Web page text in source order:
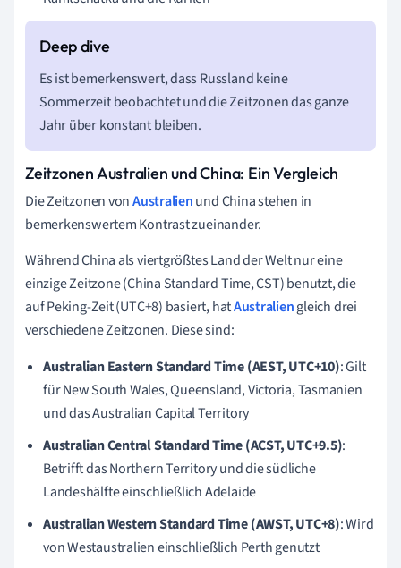
Es ist bemerkenswert, dass Russland keine
Sommerzeit beobachtet und die Zeitzonen das ganze
Jahr über konstant bleiben.
Zeitzonen Australien und China: Ein Vergleich
Die Zeitzonen vonAustralienund China stehen in
bemerkenswertem Kontrast zueinander.
Während China als viertgrößtes Land der Welt nur eine
einzige Zeitzone (China Standard Time, CST) benutzt, die
auf Peking-Zeit (UTC+8) basiert, hatAustraliengleich drei
verschiedene Zeitzonen. Diese sind:
Australian Eastern Standard Time (AEST, UTC+10): Gilt
für New South Wales, Queensland, Victoria, Tasmanien
und das Australian Capital Territory
Australian Central Standard Time (ACST, UTC+9.5):
Betrifft das Northern Territory und die südliche
Landeshälfte einschließlich Adelaide
Australian Western Standard Time (AWST, UTC+8): Wird
von Westaustralien einschließlich Perth genutzt